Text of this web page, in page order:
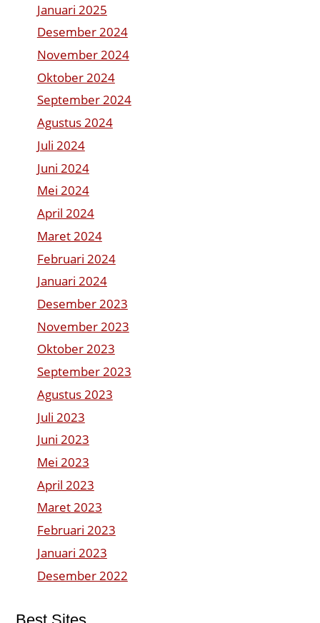
Januari 2025
Desember 2024
November 2024
Oktober 2024
September 2024
Agustus 2024
Juli 2024
Juni 2024
Mei 2024
April 2024
Maret 2024
Februari 2024
Januari 2024
Desember 2023
November 2023
Oktober 2023
September 2023
Agustus 2023
Juli 2023
Juni 2023
Mei 2023
April 2023
Maret 2023
Februari 2023
Januari 2023
Desember 2022